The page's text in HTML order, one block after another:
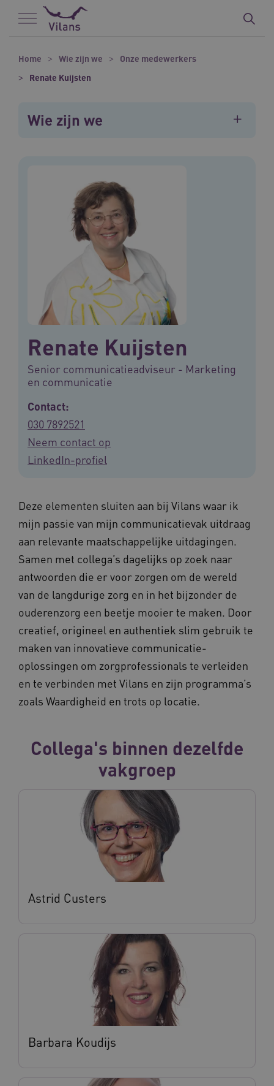
Naar hoofdinhoud
Naar footer
Home Wie zijn we
Onze medewerkers
Renate Kuijsten
Wie zijn we
Renate Kuijsten
Senior communicatieadviseur - Marketing
en communicatie
Contact:
030 7892521
Neem contact op
LinkedIn-profiel
Deze elementen sluiten aan bij Vilans waar ik
mijn passie van mijn communicatievak uitdraag
aan relevante maatschappelijke uitdagingen.
Samen met collega’s dagelijks op zoek naar
antwoorden die er voor zorgen om de wereld
van de langdurige zorg en in het bijzonder de
ouderenzorg een beetje mooier te maken. Door
creatief, origineel en authentiek slim gebruik te
maken van innovatieve communicatie-
oplossingen om zorgprofessionals te verleiden
en te verbinden met Vilans en zijn programma’s
zoals Waardigheid en trots op locatie.
Collega's binnen dezelfde
vakgroep
Astrid Custers
Barbara Koudijs